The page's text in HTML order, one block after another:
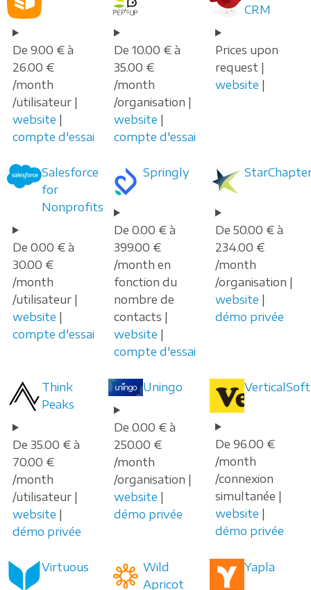
De 9.00 € à
26.00 €
/month
/utilisateur |
website |
compte d'essai
De 10.00 € à
35.00 €
/month
/organisation |
website |
compte d'essai
CRM
Prices upon
request |
website |
Salesforce
for
Nonprofits
De 0.00 € à
30.00 €
/month
/utilisateur |
website |
compte d'essai
Springly
De 0.00 € à
399.00 €
/month en
fonction du
nombre de
contacts |
website |
compte d'essai
De 50.00 € à
234.00 €
/month
/organisation |
website |
démo privée
Think
Peaks
De 35.00 € à
70.00 €
/month
/utilisateur |
website |
démo privée
Uningo
De 0.00 € à
250.00 €
/month
/organisation |
website |
démo privée
VerticalSoft
De 96.00 €
/month
/connexion
simultanée |
website |
démo privée
Virtuous
Wild
Apricot
Yapla